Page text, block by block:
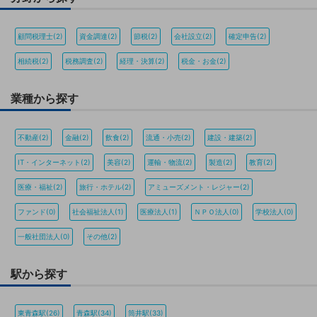
顧問税理士(2) 資金調達(2) 節税(2) 会社設立(2) 確定申告(2)
相続税(2) 税務調査(2) 経理・決算(2) 税金・お金(2)
業種から探す
不動産(2) 金融(2) 飲食(2) 流通・小売(2) 建設・建築(2)
IT・インターネット(2) 美容(2) 運輸・物流(2) 製造(2) 教育(2)
医療・福祉(2) 旅行・ホテル(2) アミューズメント・レジャー(2)
ファンド(0) 社会福祉法人(1) 医療法人(1) ＮＰＯ法人(0) 学校法人(0)
一般社団法人(0) その他(2)
駅から探す
東青森駅(26) 青森駅(34) 筒井駅(33)